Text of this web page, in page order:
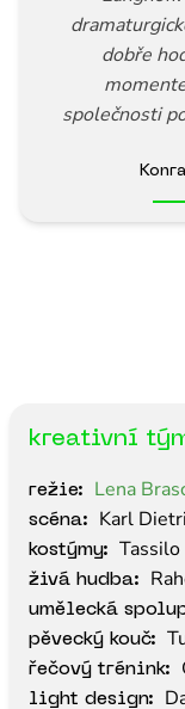
dobře
společnosti
kreativní
režie: Lena
scéna: Karl
kostýmy:
živá hudba:
umělecká
pěvecký kouč:
řečový trénink:
light design: